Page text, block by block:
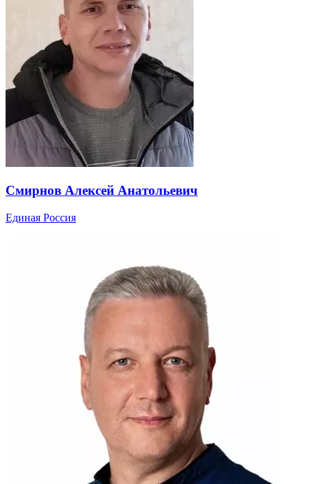
Смирнов Алексей Анатольевич
Единая Россия